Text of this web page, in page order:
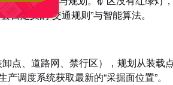
定义的“交通规则”与智能算法。
点、道路网、禁行区），规划从装载
调度系统获取最新的“采掘面位置”。